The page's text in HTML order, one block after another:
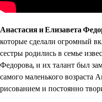
Анастасия и Елизавета
которые сделали огромный
сестры родились в семье
Федорова, и их талант был
самого маленького возраста
рисованием и постоянно